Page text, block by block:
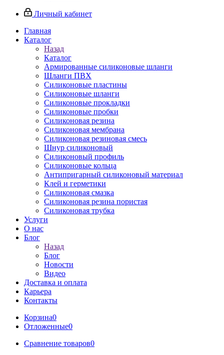
Личный кабинет
Главная
Каталог
Назад
Каталог
Армированные силиконовые шланги
Шланги ПВХ
Силиконовые пластины
Силиконовые шланги
Силиконовые прокладки
Силиконовые пробки
Силиконовая резина
Силиконовая мембрана
Силиконовая резиновая смесь
Шнур силиконовый
Силиконовый профиль
Силиконовые кольца
Антипригарный силиконовый материал
Клей и герметики
Силиконовая смазка
Силиконовая резина пористая
Силиконовая трубка
Услуги
О нас
Блог
Назад
Блог
Новости
Видео
Доставка и оплата
Карьера
Контакты
Корзина0
Отложенные0
Сравнение товаров0